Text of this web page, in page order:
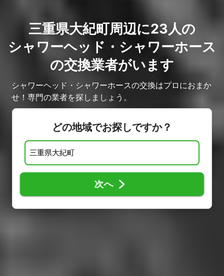
三重県大紀町周辺に23人の
シャワーヘッド・シャワーホース
の交換業者がいます
シャワーヘッド・シャワーホースの交換はプロにおまか
せ！専門の業者を探しましょう。
どの地域でお探しですか？
次へ